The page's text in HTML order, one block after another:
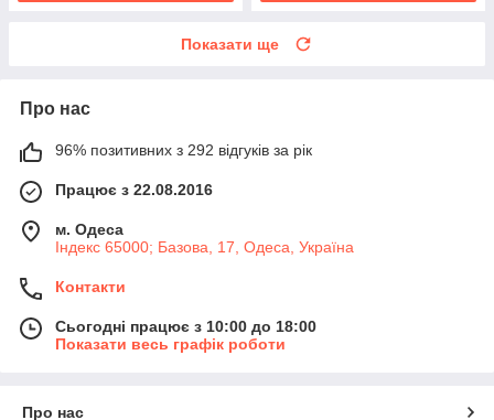
Показати ще
Про нас
96% позитивних з 292 відгуків за рік
Працює з 22.08.2016
м. Одеса
Індекс 65000; Базова, 17, Одеса, Україна
Контакти
Сьогодні працює з 10:00 до 18:00
Показати весь графік роботи
Про нас